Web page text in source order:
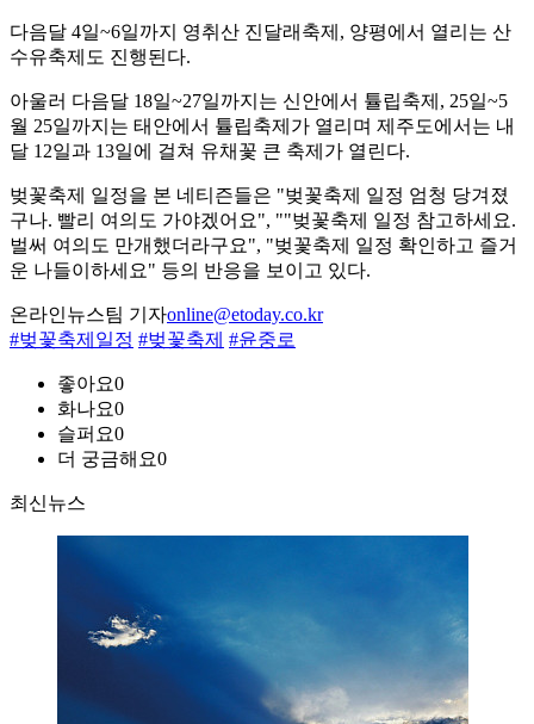
다음달 4일~6일까지 영취산 진달래축제, 양평에서 열리는 산
수유축제도 진행된다.
아울러 다음달 18일~27일까지는 신안에서 튤립축제, 25일~5
월 25일까지는 태안에서 튤립축제가 열리며 제주도에서는 내
달 12일과 13일에 걸쳐 유채꽃 큰 축제가 열린다.
벚꽃축제 일정을 본 네티즌들은 "벚꽃축제 일정 엄청 당겨졌
구나. 빨리 여의도 가야겠어요", ""벚꽃축제 일정 참고하세요.
벌써 여의도 만개했더라구요", "벚꽃축제 일정 확인하고 즐거
운 나들이하세요" 등의 반응을 보이고 있다.
온라인뉴스팀 기자online@etoday.co.kr
#벚꽃축제일정 #벚꽃축제 #윤중로
좋아요0
화나요0
슬퍼요0
더 궁금해요0
최신뉴스